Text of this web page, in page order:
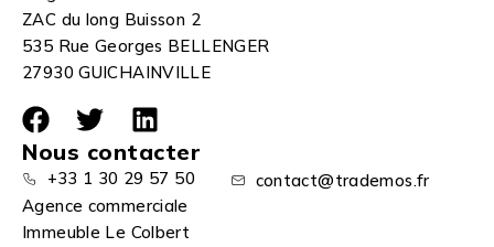
ZAC du long Buisson 2
535 Rue Georges BELLENGER
27930 GUICHAINVILLE
Nous contacter
+33 1 30 29 57 50
contact@trademos.fr
Agence commerciale
Immeuble Le Colbert